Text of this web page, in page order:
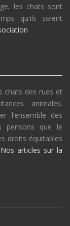
les chats sont
qu'ils soient
chats des rues et
animales.
l’ensemble des
pensons que le
droits équitables
Nos articles sur la